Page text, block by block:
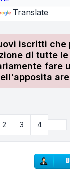
Translate
iscritti che
di tutte le
fare
2 3 4